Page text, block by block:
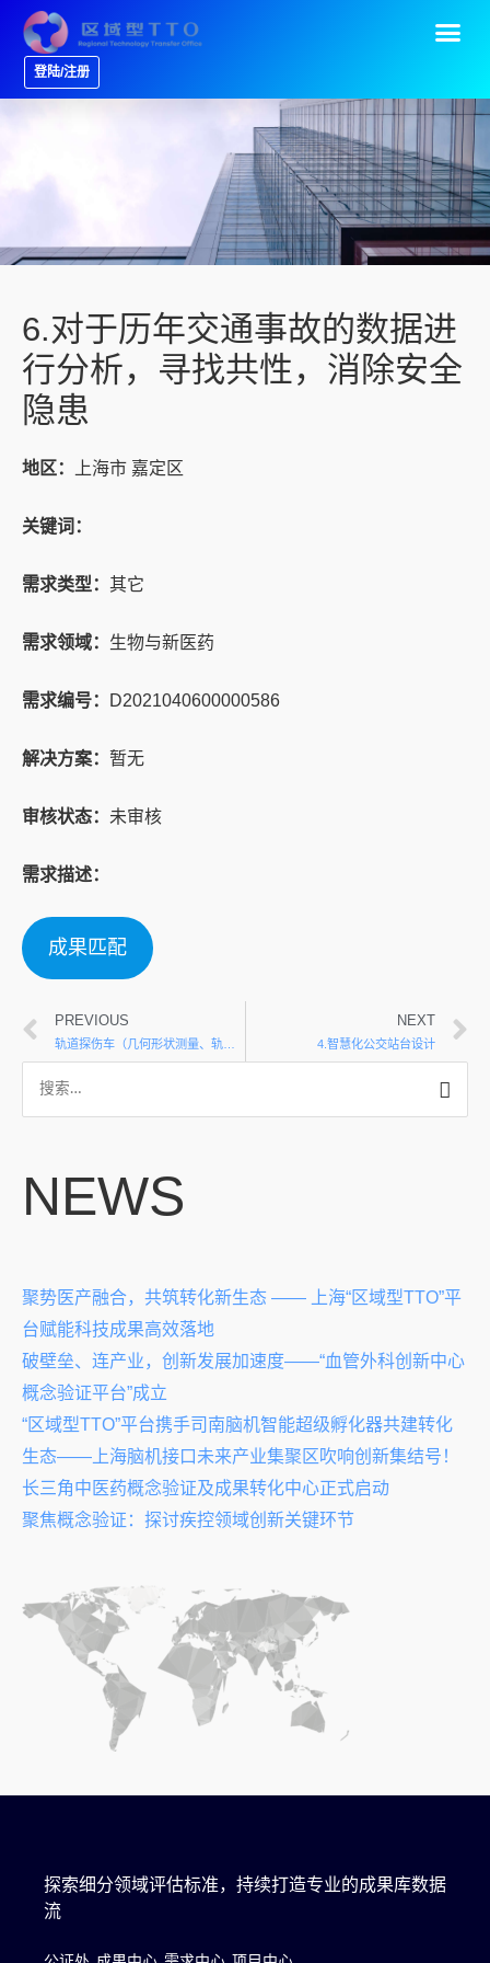
登陆/注册
6.对于历年交通事故的数据进
行分析，寻找共性，消除安全
隐患
地区： 上海市 嘉定区
关键词：
需求类型： 其它
需求领域： 生物与新医药
需求编号： D2021040600000586
解决方案： 暂无
审核状态： 未审核
需求描述：
成果匹配
PREVIOUS NEXT
4.智慧化公交站台设计
NEWS
聚势医产融合，共筑转化新生态 —— 上海“区域型TTO”平
台赋能科技成果高效落地
破壁垒、连产业，创新发展加速度——“血管外科创新中心
概念验证平台”成立
“区域型TTO”平台携手司南脑机智能超级孵化器共建转化
生态——上海脑机接口未来产业集聚区吹响创新集结号！
长三角中医药概念验证及成果转化中心正式启动
聚焦概念验证：探讨疾控领域创新关键环节
探索细分领域评估标准，持续打造专业的成果库数据
流